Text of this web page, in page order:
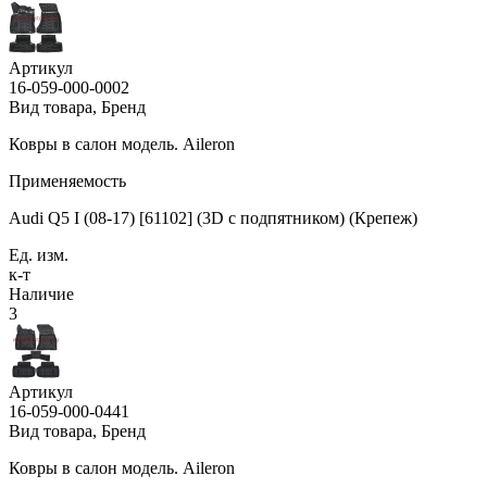
Артикул
16-059-000-0002
Вид товара, Бренд
Ковры в салон модель. Aileron
Применяемость
Audi Q5 I (08-17) [61102] (3D с подпятником) (Крепеж)
Ед. изм.
к-т
Наличие
3
Артикул
16-059-000-0441
Вид товара, Бренд
Ковры в салон модель. Aileron